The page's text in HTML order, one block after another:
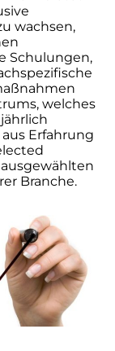
wachsen,
Schulungen,
welches
Erfahrung
Branche.